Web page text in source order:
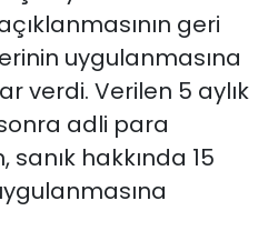
geri
uygulanmasına
verdi. Verilen 5 aylık
adli para
sanık hakkında 15